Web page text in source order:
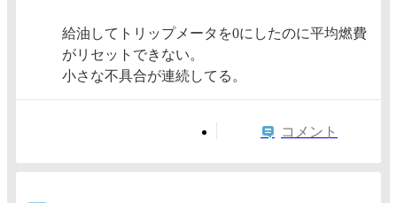
給油してトリップメータを0にしたのに平均燃費
がリセットできない。
小さな不具合が連続してる。
コメント